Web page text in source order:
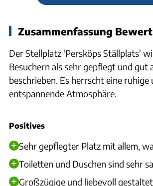
Zusammenfassung
Der Stellplatz 'Persköps Ställplats'
Besuchern als sehr gepflegt und gut
beschrieben. Es herrscht eine ruhige
entspannende Atmosphäre.
Positives
Sehr gepflegter Platz mit allem,
Toiletten und Duschen sind sehr
Großzügige und liebevoll